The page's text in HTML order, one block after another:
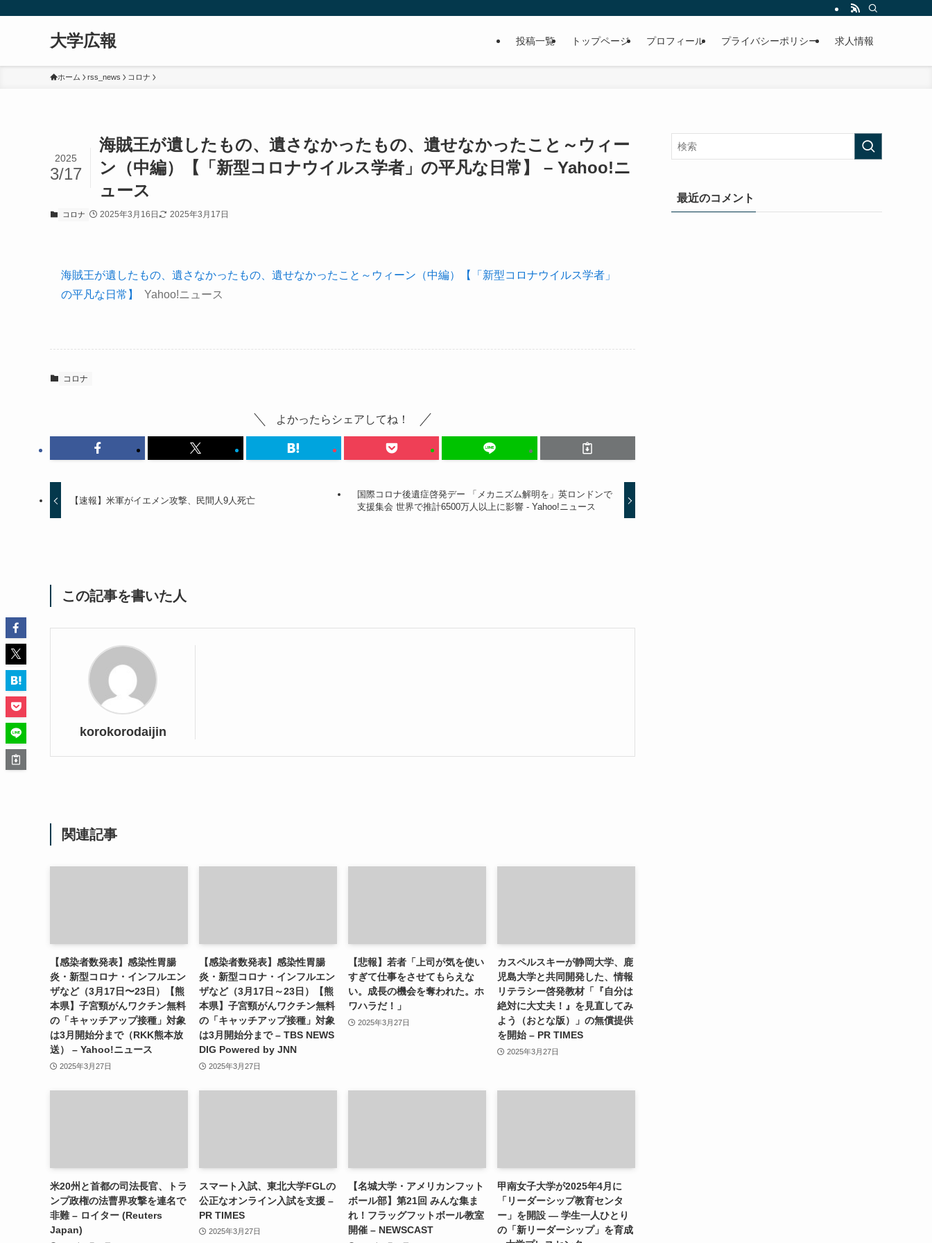
大学広報 投稿一覧 トップページ プロフィール プライバシーポリシー 求人情報
ホーム rss_news コロナ
海賊王が遺したもの、遺さなかったもの、遺せなかったこと～ウィー
ン（中編）【「新型コロナウイルス学者」の平凡な日常】 – Yahoo!ニ
ュース
2025
3/17
コロナ 2025年3月16日 2025年3月17日
海賊王が遺したもの、遺さなかったもの、遺せなかったこと～ウィーン（中編）【「新型コロナウイルス学者」
の平凡な日常】
Yahoo!ニュース
コロナ
よかったらシェアしてね！
【速報】米軍がイエメン攻撃、民間人9人死亡
国際コロナ後遺症啓発デー 「メカニズム解明を」英ロンドンで
支援集会 世界で推計6500万人以上に影響 - Yahoo!ニュース
この記事を書いた人
korokorodaijin
関連記事
【感染者数発表】感染性胃腸
炎・新型コロナ・インフルエン
ザなど（3月17日〜23日）【熊
本県】子宮頸がんワクチン無料
の「キャッチアップ接種」対象
は3月開始分まで（RKK熊本放
送） – Yahoo!ニュース
2025年3月27日
【感染者数発表】感染性胃腸
炎・新型コロナ・インフルエン
ザなど（3月17日～23日）【熊
本県】子宮頸がんワクチン無料
の「キャッチアップ接種」対象
は3月開始分まで – TBS NEWS
DIG Powered by JNN
2025年3月27日
【悲報】若者「上司が気を使い
すぎて仕事をさせてもらえな
い。成長の機会を奪われた。ホ
ワハラだ！」
2025年3月27日
カスペルスキーが静岡大学、鹿
児島大学と共同開発した、情報
リテラシー啓発教材「『自分は
絶対に大丈夫！』を見直してみ
よう（おとな版）」の無償提供
を開始 – PR TIMES
2025年3月27日
米20州と首都の司法長官、トラ
ンプ政権の法曹界攻撃を連名で
非難 – ロイター (Reuters
Japan)
スマート入試、東北大学FGLの
公正なオンライン入試を支援 –
PR TIMES
2025年3月27日
【名城大学・アメリカンフット
ボール部】第21回 みんな集ま
れ！フラッグフットボール教室
開催 – NEWSCAST
甲南女子大学が2025年4月に
「リーダーシップ教育センタ
ー」を開設 ― 学生一人ひとり
の「新リーダーシップ」を育成
最近のコメント